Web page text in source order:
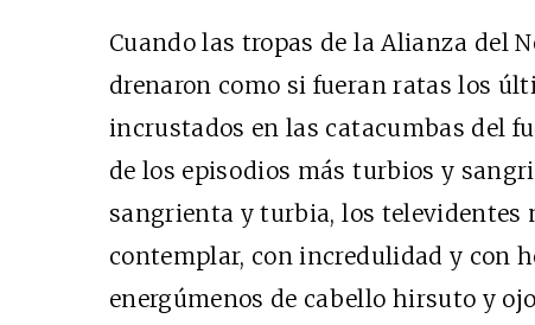
Cuando las tropas de la Alianza del
drenaron como si fueran ratas los
incrustados en las catacumbas del
de los episodios más turbios y
sangrienta y turbia, los televidentes
contemplar, con incredulidad y con
energúmenos de cabello hirsuto y